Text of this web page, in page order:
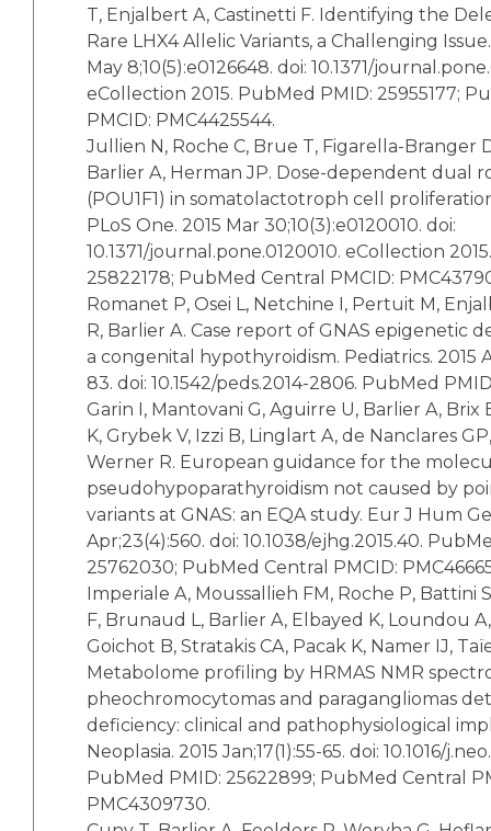
T, Enjalbert A, Castinetti F. Identifying the
Rare LHX4 Allelic Variants, a Challenging
May 8;10(5):e0126648. doi: 10.1371/
eCollection 2015. PubMed PMID: 25955177;
PMCID: PMC4425544.
Jullien N, Roche C, Brue T, Figarella-Branger
Barlier A, Herman JP. Dose-dependent dual
(POU1F1) in somatolactotroph cell
PLoS One. 2015 Mar 30;10(3):e0120010. doi:
10.1371/journal.pone.0120010. eCollection
25822178; PubMed Central PMCID:
Romanet P, Osei L, Netchine I, Pertuit M,
R, Barlier A. Case report of GNAS epigenetic
a congenital hypothyroidism. Pediatrics. 2015
83. doi: 10.1542/peds.2014-2806. PubMed
Garin I, Mantovani G, Aguirre U, Barlier A, Brix
K, Grybek V, Izzi B, Linglart A, de Nanclares
Werner R. European guidance for the
pseudohypoparathyroidism not caused by
variants at GNAS: an EQA study. Eur J Hum
Apr;23(4):560. doi: 10.1038/ejhg.2015.40.
25762030; PubMed Central PMCID:
Imperiale A, Moussallieh FM, Roche P, Battini
F, Brunaud L, Barlier A, Elbayed K, Loundou
Goichot B, Stratakis CA, Pacak K, Namer IJ,
Metabolome profiling by HRMAS NMR
pheochromocytomas and paragangliomas
deficiency: clinical and pathophysiological
Neoplasia. 2015 Jan;17(1):55-65. doi: 10.1016/
PubMed PMID: 25622899; PubMed Central
PMC4309730.